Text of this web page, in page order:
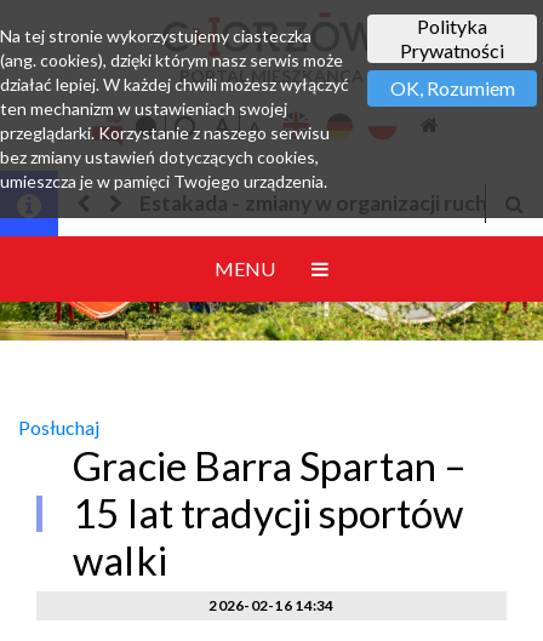
PORTAL MIESZKAŃCA
w organizacji ruchuJesteśmy w EZD
MENU
Posłuchaj
Gracie Barra Spartan –
15 lat tradycji sportów
walki
2026-02-16 14:34
Polityka
Prywatności
OK, Rozumiem
Na tej stronie wykorzystujemy ciasteczka
(ang. cookies), dzięki którym nasz serwis może
działać lepiej. W każdej chwili możesz wyłączyć
ten mechanizm w ustawieniach swojej
przeglądarki. Korzystanie z naszego serwisu
bez zmiany ustawień dotyczących cookies,
umieszcza je w pamięci Twojego urządzenia.